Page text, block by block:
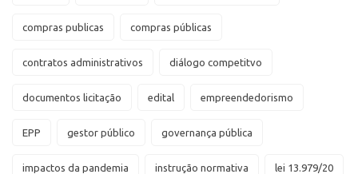
compras publicas compras públicas
contratos administrativos diálogo competitvo
documentos licitação edital empreendedorismo
EPP gestor público governança pública
impactos da pandemia instrução normativa lei 13.979/20